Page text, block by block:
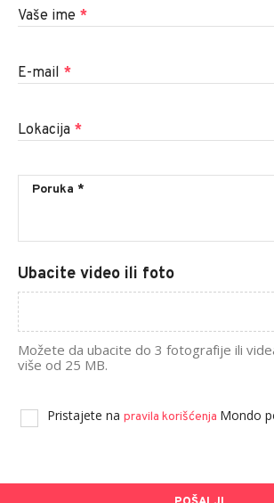
Vaše ime *
E-mail *
Lokacija *
Ubacite video ili foto
Možete da ubacite do 3 fotografije ili
više od 25 MB.
Pristajete na pravila korišćenja Mondo